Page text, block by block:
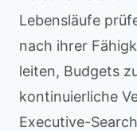
Lebensläufe
nach ihrer
leiten, Budgets
kontinuierliche
Executive-